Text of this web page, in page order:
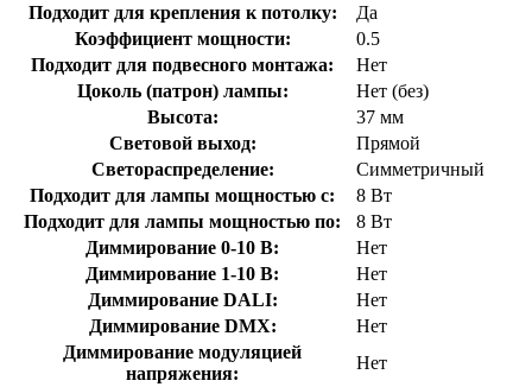
Подходит для крепления к потолку:
Да
Коэффициент мощности:
0.5
Подходит для подвесного монтажа:
Нет
Цоколь (патрон) лампы:
Нет (без)
Высота:
37 мм
Световой выход:
Прямой
Светораспределение:
Симметричный
Подходит для лампы мощностью с:
8 Вт
Подходит для лампы мощностью по:
8 Вт
Диммирование 0-10 В:
Нет
Диммирование 1-10 В:
Нет
Диммирование DALI:
Нет
Диммирование DMX:
Нет
Диммирование модуляцией
напряжения:
Нет